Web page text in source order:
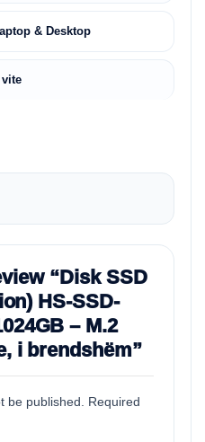
& Desktop
vite
“Disk SSD
HS-SSD-
– M.2
i brendshëm”
be published.
Required